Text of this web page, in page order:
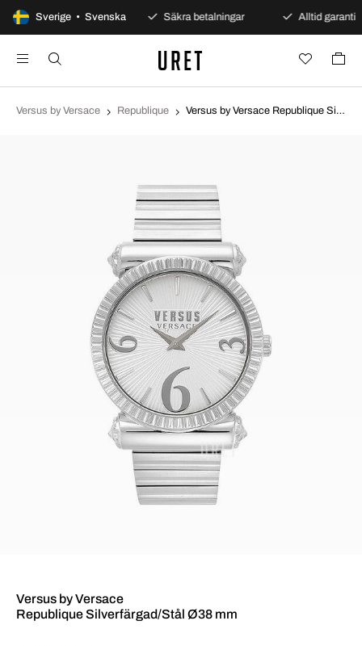
Sverige • Svenska
100 dagars öppet köp Säkra betalningar Alltid garanti
Versus by Versace Republique Versus by Versace Republique Silverfärgad/Stål Ø38 mm VSP1V0819
Versus by Versace
Republique Silverfärgad/Stål Ø38 mm